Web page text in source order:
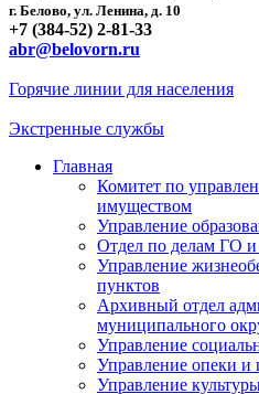
г. Белово, ул. Ленина, д. 10
+7 (384-52) 2-81-33
abr@belovorn.ru
Горячие линии для населения
Экстренные службы
Главная
Комитет по
имуществом
Управление
Отдел по делам ГО
Управление
пунктов
Архивный отдел
муниципального
Управление
Управление опеки и
Управление